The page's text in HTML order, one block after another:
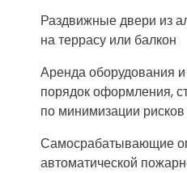
Раздвижные двери из
на террасу или балкон
Аренда оборудования и
порядок оформления,
по минимизации рисков
Самосрабатывающие
автоматической